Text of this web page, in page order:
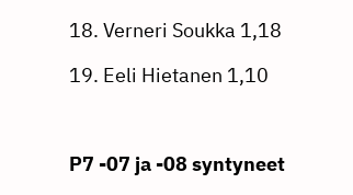
18. Verneri Soukka 1,18
19. Eeli Hietanen 1,10
P7 -07 ja -08 syntyneet